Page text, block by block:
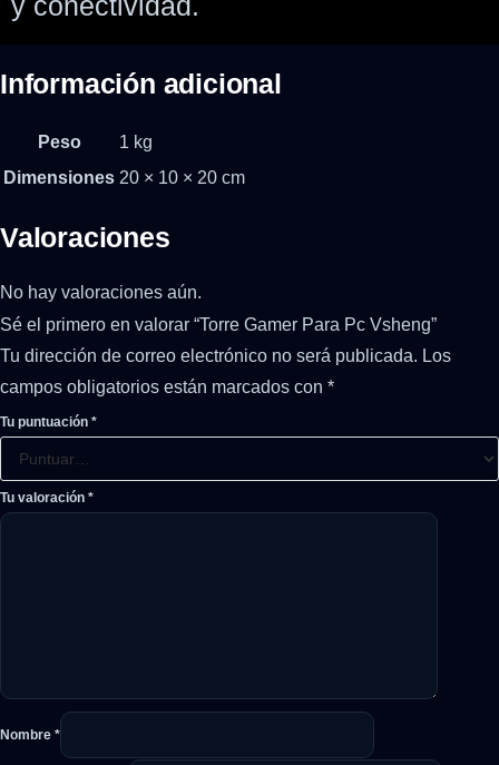
Información adicional
Peso
1 kg
Dimensiones 20 × 10 × 20 cm
Valoraciones
No hay valoraciones aún.
Sé el primero en valorar “Torre Gamer Para Pc Vsheng”
Tu dirección de correo electrónico no será publicada. Los
campos obligatorios están marcados con *
Tu puntuación *
Tu valoración *
Nombre *